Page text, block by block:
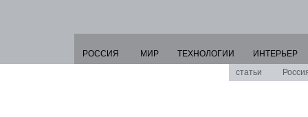
РОССИЯ МИР ТЕХНОЛОГИИ
ИНТЕРЬЕР
статьи